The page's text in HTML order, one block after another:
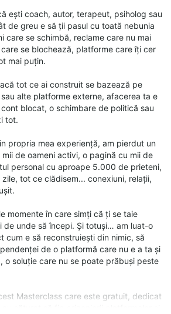
ești coach, autor, terapeut, psiholog sau
de greu e să ții pasul cu toată nebunia
care se schimbă, reclame care nu mai
se blochează, platforme care îți cer
mai puțin.
tot ce ai construit se bazează pe
alte platforme externe, afacerea ta e
blocat, o schimbare de politică sau
tot.
propria mea experiență, am pierdut un
de oameni activi, o pagină cu mii de
personal cu aproape 5.000 de prieteni,
tot ce clădisem... conexiuni, relații,
momente în care simți că ți se taie
de unde să începi. Și totuși… am luat-o
cum e să reconstruiești din nimic, să
de o platformă care nu e a ta și
o soluție care nu se poate prăbuși peste
Masterclass care este gratuit, dedicat